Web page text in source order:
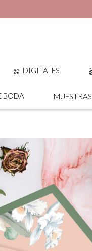
DIGITALES
BODA MUESTRAS